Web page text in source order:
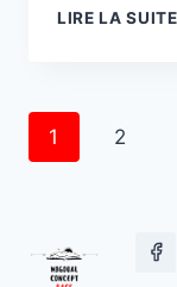
LIRE LA SUITE
Page
1 2